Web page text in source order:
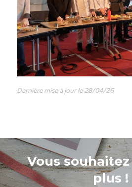
Dernière mise à jour le 28/04/26
Vous
plus !